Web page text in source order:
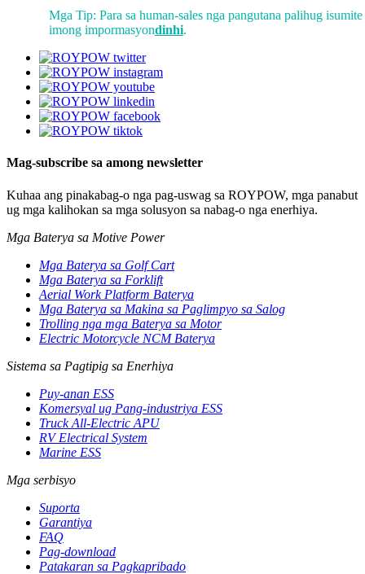
Mga Tip: Para sa human-sales nga pangutana palihug isumite
imong impormasyondinhi.
Mag-subscribe sa among newsletter
Kuhaa ang pinakabag-o nga pag-uswag sa ROYPOW, mga panabut
ug mga kalihokan sa mga solusyon sa nabag-o nga enerhiya.
Mga Baterya sa Motive Power
Mga Baterya sa Golf Cart
Mga Baterya sa Forklift
Aerial Work Platform Baterya
Mga Baterya sa Makina sa Paglimpyo sa Salog
Trolling nga mga Baterya sa Motor
Electric Motorcycle NCM Baterya
Sistema sa Pagtipig sa Enerhiya
Puy-anan ESS
Komersyal ug Pang-industriya ESS
Truck All-Electric APU
RV Electrical System
Marine ESS
Mga serbisyo
Suporta
Garantiya
FAQ
Pag-download
Patakaran sa Pagkapribado